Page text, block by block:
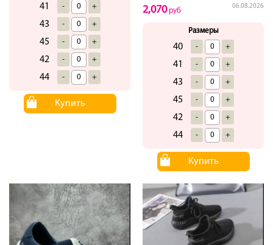
41 - +
43 - +
45 - +
42 - +
44 - +
Купить
06.08.2026
2,070руб
Размеры
40 - +
41 - +
43 - +
45 - +
42 - +
44 - +
Купить